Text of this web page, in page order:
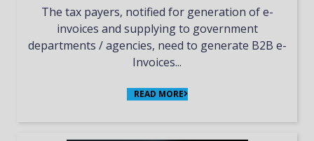
The tax payers, notified for generation of e-
invoices and supplying to government
departments / agencies, need to generate B2B e-
Invoices...
READ MORE